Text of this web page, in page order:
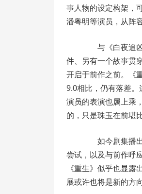
事人物的设定构架，
潘粤明等演员，从阵
与《白夜追凶
件、另有一个故事贯
开启于前作之前。《
9.0相比，仍有落差。
演员的表演也属上乘
的，只是珠玉在前堪
如今剧集播出
尝试，以及与前作呼
《重生》似乎也显露
展或许也将是新的方向